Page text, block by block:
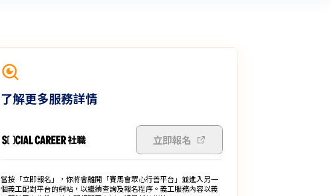
了解更多服務詳情
立即報名
當按「立即報名」，你將會離開「賽馬會眾心行善平台」並進入另一
個義工配對平台的網站，以繼續查詢及報名程序。義工服務內容以義